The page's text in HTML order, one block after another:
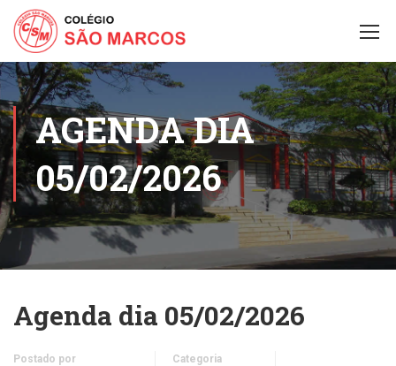
AGENDA DIA
05/02/2026
Agenda dia 05/02/2026
Postado por
Categoria